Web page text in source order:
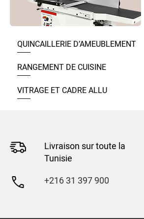
QUINCAILLERIE D’AMEUBLEMENT
RANGEMENT DE CUISINE
VITRAGE ET CADRE ALLU
Livraison sur toute la
Tunisie
+216 31 397 900